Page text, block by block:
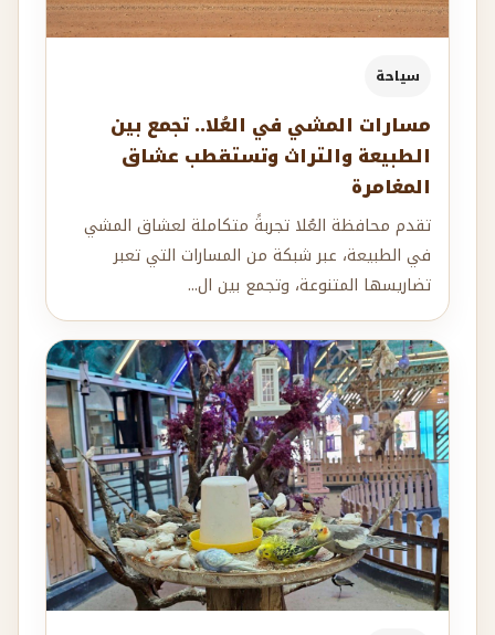
سياحة
مسارات المشي في العُلا.. تجمع بين
الطبيعة والتراث وتستقطب عشاق
المغامرة
تقدم محافظة العُلا تجربةً متكاملة لعشاق المشي
في الطبيعة، عبر شبكة من المسارات التي تعبر
تضاريسها المتنوعة، وتجمع بين ال...